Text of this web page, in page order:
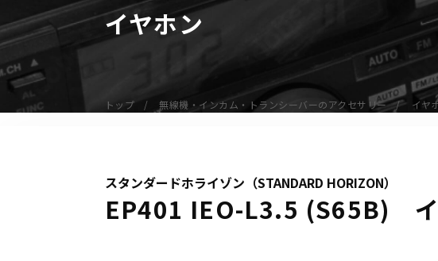
無線機
デジタル無線機（登録局）
デジタル無線機（免許局）
受信機（レシーバー）
アマチュア無線機
イヤホン
トップ 無線機・インカム・トランシーバーのアクセサリー イヤ
スタンダードホライゾン（STANDARD HORIZON）
EP401 IEO-L3.5 (S65B) イ